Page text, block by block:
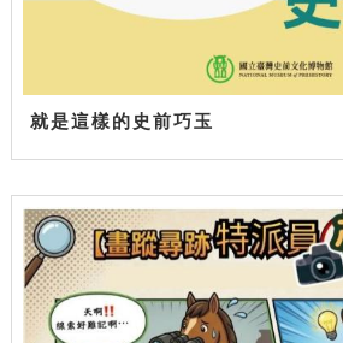
就是這樣的史前巧玉